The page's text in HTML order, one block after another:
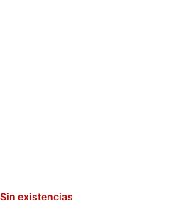
Sin existencias